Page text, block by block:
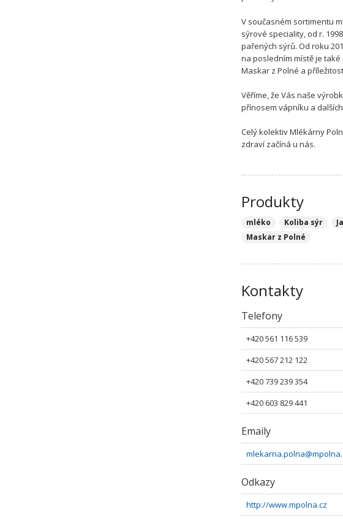
V současném sortimentu
sýrové speciality, od r.
pařených sýrů. Od roku
na posledním místě je
Maskar z Polné a
Věříme, že Vás naše
přínosem vápníku a
Celý kolektiv Mlékárny
zdraví začíná u nás.
Produkty
mléko Koliba sýr
Maskar z Polné
Kontakty
Telefony
+420 561 116 539
+420 567 212 122
+420 739 239 354
+420 603 829 441
Emaily
Odkazy
http://www.mpolna.cz